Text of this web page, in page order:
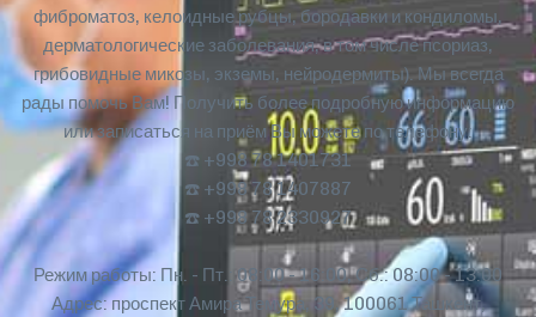
фиброматоз, келоидные рубцы, бородавки и кондиломы,
дерматологические заболевания, в том числе псориаз,
грибовидные микозы, экземы, нейродермиты). Мы всегда
рады помочь Вам! Получить более подробную информацию
или записаться на приём Вы можете по телефону:
☎️ +998 78 1401731
☎️ +998 78 1407887
☎️ +998 78 2330927
Режим работы: Пн. - Пт.: 08:00 - 16:00, Сб.: 08:00 - 13:00
Адрес: проспект Амира Темура, 39, 100061 Ташкент,